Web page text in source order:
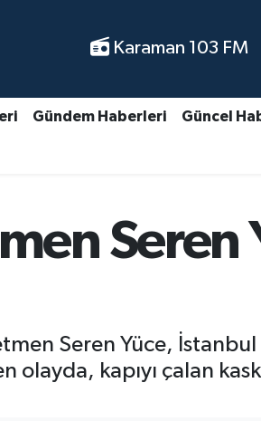
Karaman 103 FM
Gündem Haberleri Güncel
Seren
Seren Yüce, İstanbul
kapıyı çalan